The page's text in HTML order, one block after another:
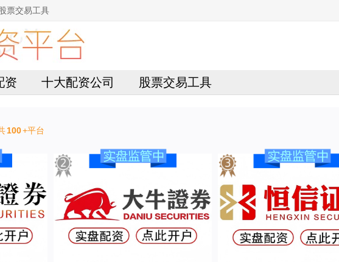
票交易工具
资 十大配资公司 股票交易工具
100+平台